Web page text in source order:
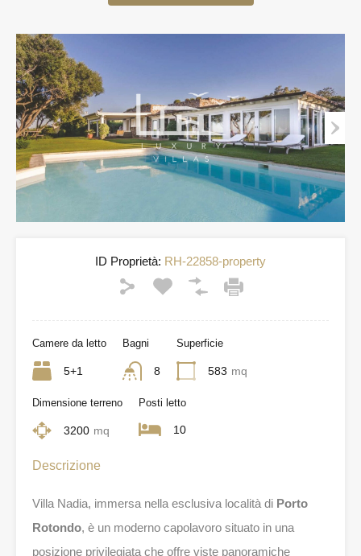
ID Proprietà: RH-22858-property
Camere da letto
5+1
Bagni
8
Superficie
583 mq
Dimensione terreno
3200 mq
Posti letto
10
Descrizione
Villa Nadia, immersa nella esclusiva località di Porto
Rotondo, è un moderno capolavoro situato in una
posizione privilegiata che offre viste panoramiche